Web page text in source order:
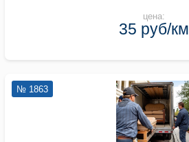
цена:
35 руб/км
№ 1863